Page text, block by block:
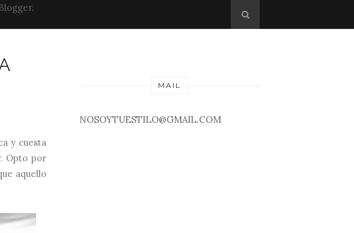
.
y cuesta
Opto por
aquello
MAIL
NOSOYTUESTILO@GMAIL.COM